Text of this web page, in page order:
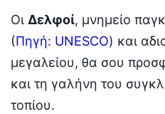
Οι Δελφοί, μνημείο
(Πηγή: UNESCO) και
μεγαλείου, θα σου
και τη γαλήνη του
τοπίου.